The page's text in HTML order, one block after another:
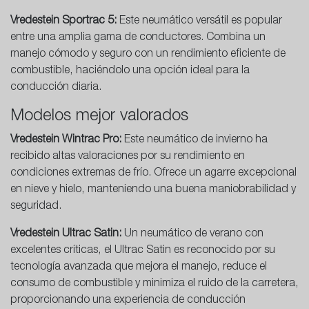
Vredestein Sportrac 5: Este neumático versátil es popular
entre una amplia gama de conductores. Combina un
manejo cómodo y seguro con un rendimiento eficiente de
combustible, haciéndolo una opción ideal para la
conducción diaria.
Modelos mejor valorados
Vredestein Wintrac Pro: Este neumático de invierno ha
recibido altas valoraciones por su rendimiento en
condiciones extremas de frío. Ofrece un agarre excepcional
en nieve y hielo, manteniendo una buena maniobrabilidad y
seguridad.
Vredestein Ultrac Satin: Un neumático de verano con
excelentes críticas, el Ultrac Satin es reconocido por su
tecnología avanzada que mejora el manejo, reduce el
consumo de combustible y minimiza el ruido de la carretera,
proporcionando una experiencia de conducción